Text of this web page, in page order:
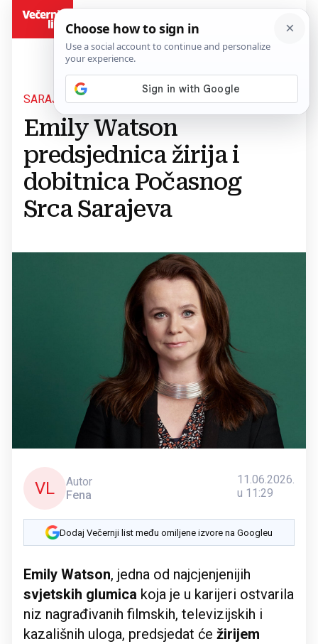
SARAJEVO FILM FESTIVAL
Emily Watson
predsjednica žirija i
dobitnica Počasnog
Srca Sarajeva
VL
Autor
Fena
11.06.2026.
u 11:29
Dodaj Večernji list među omiljene izvore na Googleu
Emily Watson, jedna od najcjenjenijih
svjetskih glumica koja je u karijeri ostvarila
niz nagrađivanih filmskih, televizijskih i
kazališnih uloga, predsjedat će žirijem